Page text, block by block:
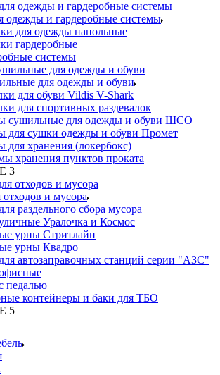
одежды и гардеробные системы
для одежды напольные
гардеробные
системы
для одежды и обуви
для обуви Vildis V-Shark
для спортивных раздевалок
сушильные для одежды и обуви ШСО
для сушки одежды и обуви Промет
хранения (локербокс)
хранения пунктов проката
3
и мусора
раздельного сбора мусора
Уралочка и Космос
урны Стритлайн
урны Квадро
автозаправочных станций серии "АЗС"
педалью
контейнеры и баки для ТБО
5